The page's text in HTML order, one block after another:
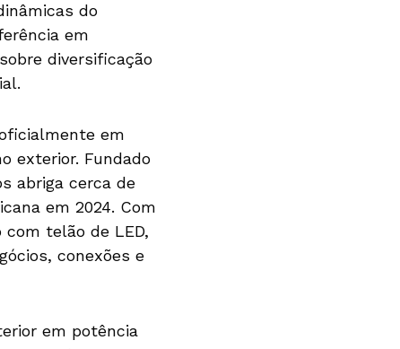
do
em
diversificação
em
exterior. Fundado
abriga cerca de
em 2024. Com
telão de LED,
conexões e
em potência